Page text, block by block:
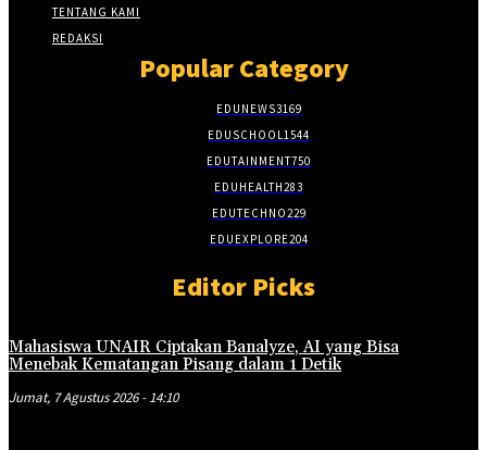
TENTANG KAMI
REDAKSI
Popular Category
EDUNEWS3169
EDUSCHOOL1544
EDUTAINMENT750
EDUHEALTH283
EDUTECHNO229
EDUEXPLORE204
Editor Picks
Mahasiswa UNAIR Ciptakan Banalyze, AI yang Bisa
Menebak Kematangan Pisang dalam 1 Detik
Jumat, 7 Agustus 2026 - 14:10